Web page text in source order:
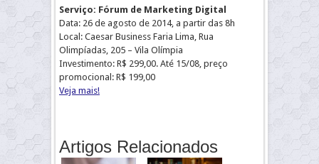
Serviço: Fórum de Marketing Digital
Data: 26 de agosto de 2014, a partir das 8h
Local: Caesar Business Faria Lima, Rua
Olimpíadas, 205 – Vila Olímpia
Investimento: R$ 299,00. Até 15/08, preço
promocional: R$ 199,00
Veja mais!
Artigos Relacionados